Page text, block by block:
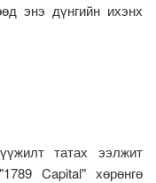
энэ дүнгийн ихэнх
татах ээлжит
Capital" хөрөнгө